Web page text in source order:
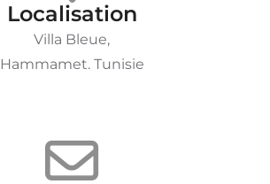
Localisation
Villa Bleue,
Hammamet. Tunisie